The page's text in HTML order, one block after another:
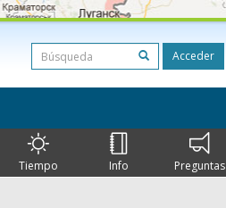
Acceder
Tiempo Info Preguntas